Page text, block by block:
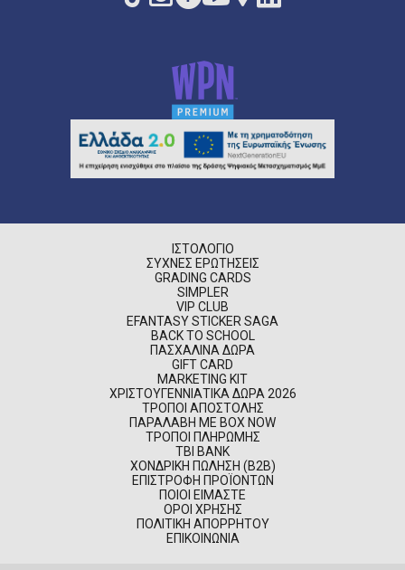
ΙΣΤΟΛΌΓΙΟ
ΣΥΧΝΈΣ ΕΡΩΤΉΣΕΙΣ
GRADING CARDS
SIMPLER
VIP CLUB
EFANTASY STICKER SAGA
BACK TO SCHOOL
ΠΑΣΧΑΛΙΝΆ ΔΏΡΑ
GIFT CARD
MARKETING KIT
ΧΡΙΣΤΟΥΓΕΝΝΙΆΤΙΚΑ ΔΏΡΑ 2026
ΤΡΌΠΟΙ ΑΠΟΣΤΟΛΉΣ
ΠΑΡΑΛΑΒΉ ΜΕ BOX NOW
ΤΡΌΠΟΙ ΠΛΗΡΩΜΉΣ
TBI BANK
ΧΟΝΔΡΙΚΉ ΠΏΛΗΣΗ (B2B)
ΕΠΙΣΤΡΟΦΉ ΠΡΟΪΌΝΤΩΝ
ΠΟΙΟΊ ΕΊΜΑΣΤΕ
ΌΡΟΙ ΧΡΉΣΗΣ
ΠΟΛΙΤΙΚΉ ΑΠΟΡΡΉΤΟΥ
ΕΠΙΚΟΙΝΩΝΊΑ